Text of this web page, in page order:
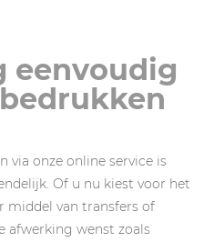
eenvoudig
via onze online service is
Of u nu kiest voor het
middel van transfers of
afwerking wenst zoals